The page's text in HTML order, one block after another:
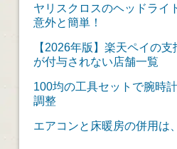
ヤリスクロスのヘッドライ
意外と簡単！
【2026年版】楽天ペイの
が付与されない店舗一覧
100均の工具セットで腕時
調整
エアコンと床暖房の併用は